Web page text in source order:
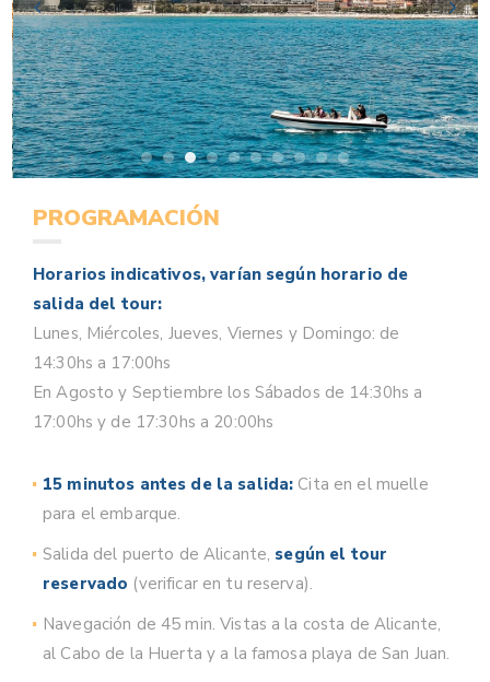
PROGRAMACIÓN
Horarios indicativos, varían según horario de
salida del tour:
Lunes, Miércoles, Jueves, Viernes y Domingo: de
14:30hs a 17:00hs
En Agosto y Septiembre los Sábados de 14:30hs a
17:00hs y de 17:30hs a 20:00hs
15 minutos antes de la salida: Cita en el muelle
para el embarque.
Salida del puerto de Alicante, según el tour
reservado (verificar en tu reserva).
Navegación de 45 min. Vistas a la costa de Alicante,
al Cabo de la Huerta y a la famosa playa de San Juan.